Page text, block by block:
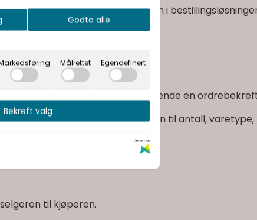
tastefeil i tilbudet fra selgeren i
en slik feil.
bekrefte ordren ved å sende en
med bestillingen med hensyn til antall, varetype,
så snart som mulig.
til kjøperen.
Godta alle
Målrettet Egendefinert
Bekreft valg
Drevet av